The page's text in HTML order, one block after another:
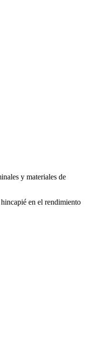
y materiales de
en el rendimiento